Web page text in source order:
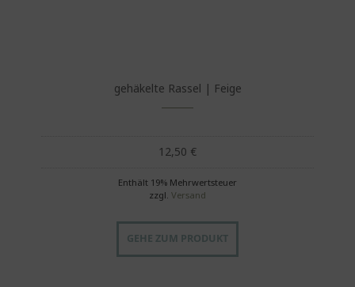
gehäkelte Rassel | Feige
12,50 €
Enthält 19% Mehrwertsteuer
zzgl.Versand
GEHE ZUM PRODUKT